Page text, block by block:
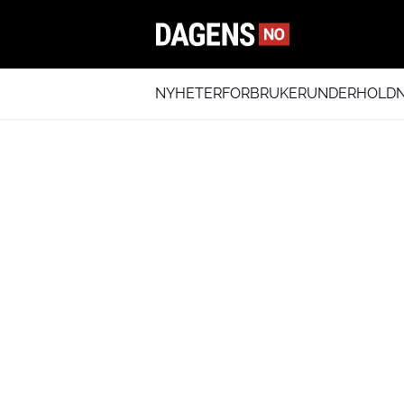
NYHETERFORBRUKER